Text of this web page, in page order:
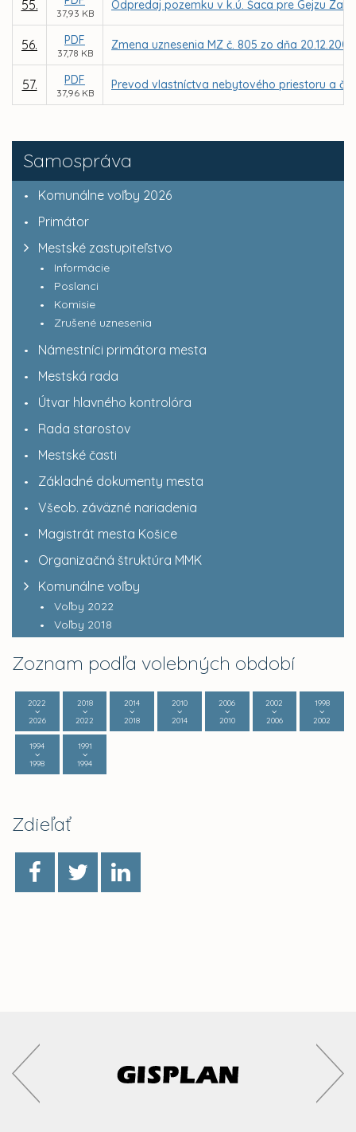
Samospráva
Komunálne voľby 2026
Primátor
Mestské zastupiteľstvo
Informácie
Poslanci
Komisie
Zrušené uznesenia
Námestníci primátora mesta
Mestská rada
Útvar hlavného kontrolóra
Rada starostov
Mestské časti
Základné dokumenty mesta
Všeob. záväzné nariadenia
Magistrát mesta Košice
Organizačná štruktúra MMK
Komunálne voľby
Voľby 2022
Voľby 2018
Zoznam podľa volebných období
2022
2026
2018
2022
2014
2018
2010
2014
2006
2010
2002
2006
1998
2002
1994
1998
1991
1994
Zdieľať
55.
37,93 KB
Odpredaj pozemku v k.ú. Šaca pre Gejzu
56. PDF
37,78 KB
Zmena uznesenia MZ č. 805 zo dňa 20.12.2001
57. PDF
37,96 KB
Prevod vlastníctva nebytového priestoru a